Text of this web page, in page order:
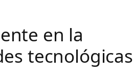
en la
tecnológicas